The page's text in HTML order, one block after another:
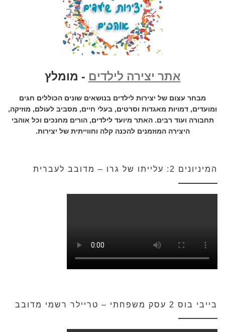
אתר יצירה לילדים - מומלץ
מבחר עצום של יצירות לילדים בנושאים שונים הכוללים חגים
ומועדים, דמויות מאגדות וסרטים, בעלי חיים, מסביב לעולם, מוזיקה,
תחבורה ועוד רבים. האתר מיועד לילדים, הורים מחנכים וכל אוהבי
היצירה המוזמנים להכנה קלה וחווייתית של יצירות.
המיניונים 2: עלייתו של גרו – מדובב לעברית
בייבי בוס 2 עסק משפחתי – טריילר רשמי מדובב